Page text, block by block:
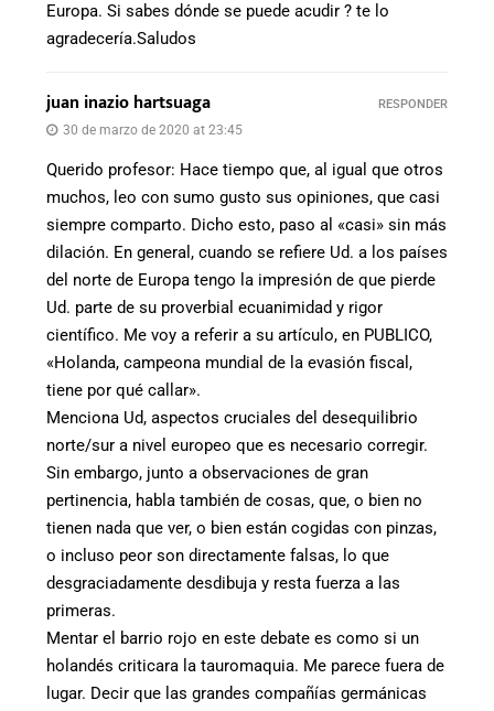
Europa. Si sabes dónde se puede acudir ? te lo
agradecería.Saludos
juan inazio hartsuaga
30 de marzo de 2020 at 23:45
Querido profesor: Hace tiempo que, al igual que otros
muchos, leo con sumo gusto sus opiniones, que casi
siempre comparto. Dicho esto, paso al «casi» sin más
dilación. En general, cuando se refiere Ud. a los países
del norte de Europa tengo la impresión de que pierde
Ud. parte de su proverbial ecuanimidad y rigor
científico. Me voy a referir a su artículo, en PUBLICO,
«Holanda, campeona mundial de la evasión fiscal,
tiene por qué callar».
Menciona Ud, aspectos cruciales del desequilibrio
norte/sur a nivel europeo que es necesario corregir.
Sin embargo, junto a observaciones de gran
pertinencia, habla también de cosas, que, o bien no
tienen nada que ver, o bien están cogidas con pinzas,
o incluso peor son directamente falsas, lo que
desgraciadamente desdibuja y resta fuerza a las
primeras.
Mentar el barrio rojo en este debate es como si un
holandés criticara la tauromaquia. Me parece fuera de
lugar. Decir que las grandes compañías germánicas
RESPONDER